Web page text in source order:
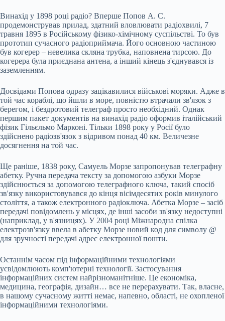
Винахід у 1898 році радіо? Вперше Попов А. С.
продемонстрував прилад, здатний вловлювати радіохвилі, 7
травня 1895 в Російському фізико-хімічному суспільстві. То був
прототип сучасного радіоприймача. Його основною частиною
був когерер – невелика скляна трубка, наповнена тирсою. До
когерера була приєднана антена, а інший кінець з'єднувався із
заземленням.
Досвідами Попова одразу зацікавилися військові моряки. Адже в
той час кораблі, що йшли в море, повністю втрачали зв'язок з
берегом, і бездротовий телеграф просто необхідний. Однак
першим пакет документів на винахід радіо оформив італійський
фізик Гільєльмо Марконі. Тільки 1898 року у Росії було
здійснено радіозв'язок з відривом понад 40 км. Величезне
досягнення на той час.
Ще раніше, 1838 року, Самуель Морзе запропонував телеграфну
абетку. Ручна передача тексту за допомогою азбуки Морзе
здійснюється за допомогою телеграфного ключа, такий спосіб
зв'язку використовувався до кінця вісімдесятих років минулого
століття, а також електронного радіоключа. Абетка Морзе – засіб
передачі повідомлень у місцях, де інші засоби зв'язку недоступні
(наприклад, у в'язницях). У 2004 році Міжнародна спілка
електрозв'язку ввела в абетку Морзе новий код для символу @
для зручності передачі адрес електронної пошти.
Останнім часом під інформаційними технологіями
усвідомлюють комп'ютерні технології. Застосування
інформаційних систем найрізноманітніше. Це економіка,
медицина, географія, дизайн… все не перерахувати. Так, власне,
в нашому сучасному житті немає, напевно, області, не охопленої
інформаційними технологіями.